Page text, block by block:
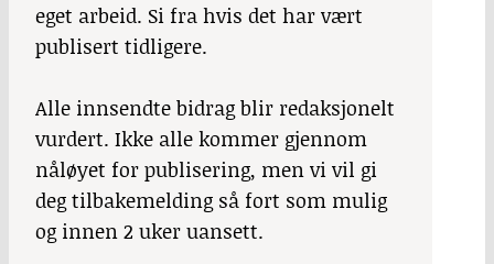
eget arbeid. Si fra hvis det har vært
publisert tidligere.
Alle innsendte bidrag blir redaksjonelt
vurdert. Ikke alle kommer gjennom
nåløyet for publisering, men vi vil gi
deg tilbakemelding så fort som mulig
og innen 2 uker uansett.